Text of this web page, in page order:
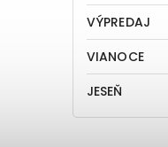
VÝPREDAJ
VIANOCE
JESEŇ